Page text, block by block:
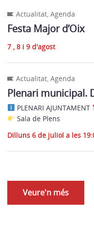
Actualitat, Agenda
Festa Major d’Oix
7 , 8 i 9 d'agost
Actualitat, Agenda
Plenari municipal.
PLENARI AJUNTAMENT
Sala de Plens
Dilluns 6 de juliol a les
Veure'n més